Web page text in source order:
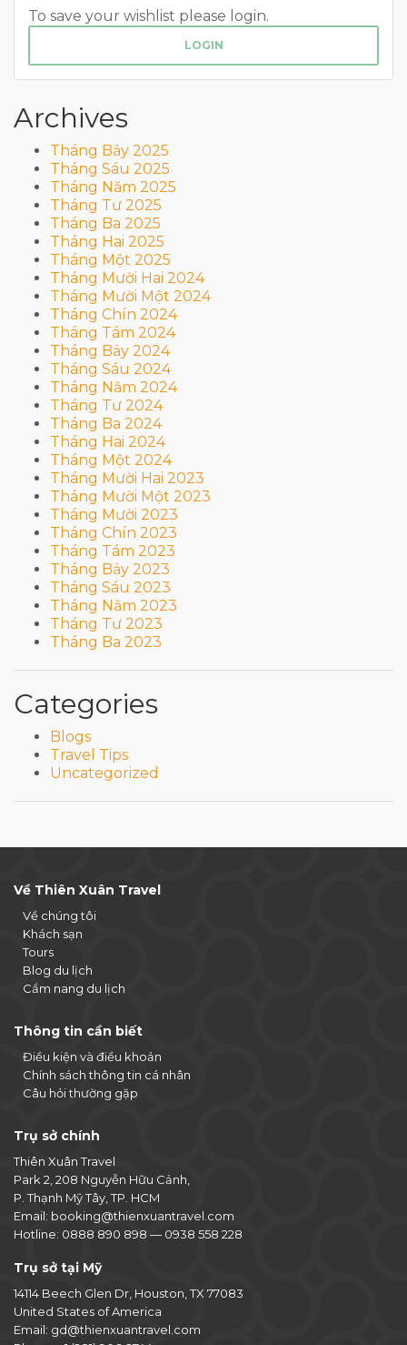
To save your wishlist please login.
LOGIN
Archives
Tháng Bảy 2025
Tháng Sáu 2025
Tháng Năm 2025
Tháng Tư 2025
Tháng Ba 2025
Tháng Hai 2025
Tháng Một 2025
Tháng Mười Hai 2024
Tháng Mười Một 2024
Tháng Chín 2024
Tháng Tám 2024
Tháng Bảy 2024
Tháng Sáu 2024
Tháng Năm 2024
Tháng Tư 2024
Tháng Ba 2024
Tháng Hai 2024
Tháng Một 2024
Tháng Mười Hai 2023
Tháng Mười Một 2023
Tháng Mười 2023
Tháng Chín 2023
Tháng Tám 2023
Tháng Bảy 2023
Tháng Sáu 2023
Tháng Năm 2023
Tháng Tư 2023
Tháng Ba 2023
Categories
Blogs
Travel Tips
Uncategorized
Về Thiên Xuân Travel
Về chúng tôi
Khách sạn
Tours
Blog du lịch
Cẩm nang du lịch
Thông tin cần biết
Điều kiện và điều khoản
Chính sách thông tin cá nhân
Câu hỏi thường gặp
Trụ sở chính
Thiên Xuân Travel
Park 2, 208 Nguyễn Hữu Cảnh,
P. Thạnh Mỹ Tây, TP. HCM
Email: booking@thienxuantravel.com
Hotline: 0888 890 898 — 0938 558 228
Trụ sở tại Mỹ
14114 Beech Glen Dr, Houston, TX 77083
United States of America
Email: gd@thienxuantravel.com